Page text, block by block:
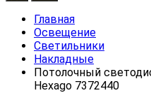
Главная
Освещение
Светильники
Накладные
Потолочный
Hexago 7372440